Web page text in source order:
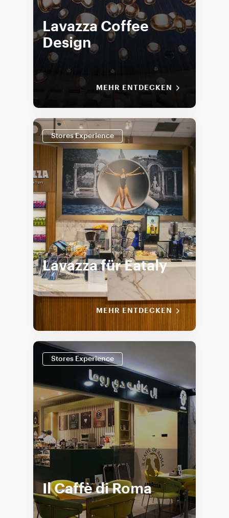
Lavazza Coffee
Design
MEHR ENTDECKEN
Stores Experience
Lavazza für Eataly
MEHR ENTDECKEN
Stores Experience
Il Caffè di Roma